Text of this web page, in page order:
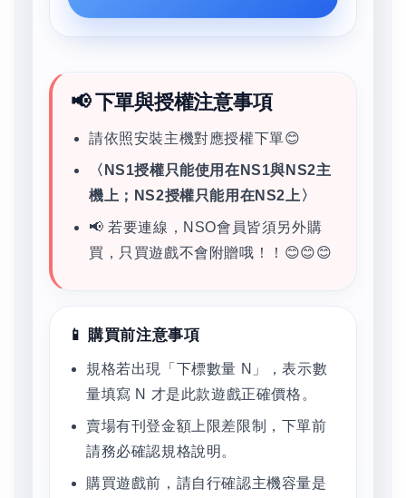
📢 下單與授權注意事項
請依照安裝主機對應授權下單😊
〈NS1授權只能使用在NS1與NS2主
機上；NS2授權只能用在NS2上〉
📢 若要連線，NSO會員皆須另外購
買，只買遊戲不會附贈哦！！😊😊😊
📱 購買前注意事項
規格若出現「下標數量 N」，表示數
量填寫 N 才是此款遊戲正確價格。
賣場有刊登金額上限差限制，下單前
請務必確認規格說明。
購買遊戲前，請自行確認主機容量是